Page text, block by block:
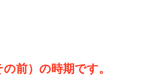
前）の時期です。